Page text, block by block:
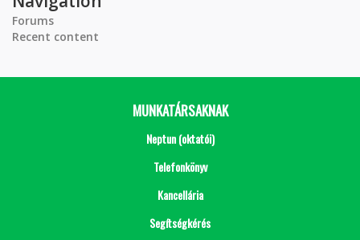
Forums
Recent content
MUNKATÁRSAKNAK
Neptun (oktatói)
Telefonkönyv
Kancellária
Segítségkérés